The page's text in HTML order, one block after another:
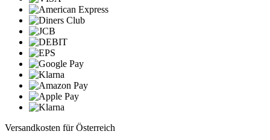
Versandkosten für Österreich